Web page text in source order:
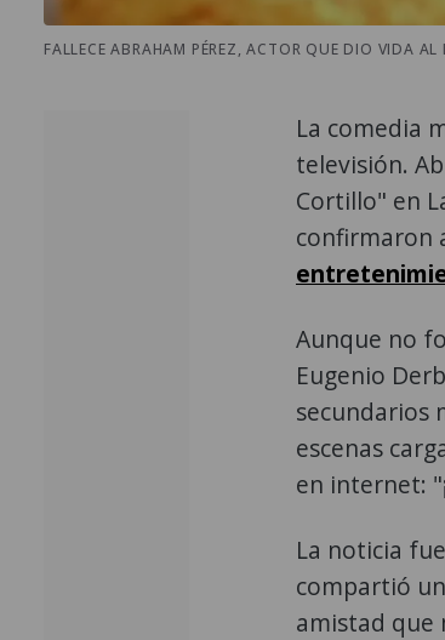
FALLECE ABRAHAM PÉREZ, ACTOR QUE DIO VIDA
La comedia
televisión.
Cortillo" en
confirmaron
Aunque no
Eugenio
secundarios
escenas
en internet:
La noticia
compartió
amistad que